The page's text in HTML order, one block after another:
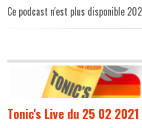
Ce podcast n'est plus disponible
Tonic's Live du 25 02 2021